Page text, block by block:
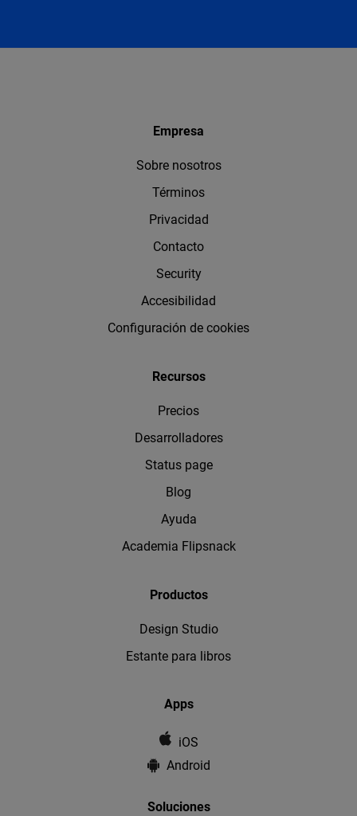
Empresa
Sobre nosotros
Términos
Privacidad
Contacto
Security
Accesibilidad
Configuración de cookies
Recursos
Precios
Desarrolladores
Status page
Blog
Ayuda
Academia Flipsnack
Productos
Design Studio
Estante para libros
Apps
iOS
Android
Soluciones